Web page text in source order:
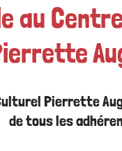
au
Pierrette
de tous les